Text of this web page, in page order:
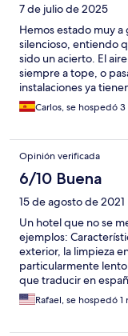
7 de julio de 2025
Hemos estado muy
silencioso, entiendo
sido un acierto. El
siempre a tope, o
instalaciones ya
Carlos, se hospedó
Opinión verificada
6/10 Buena
15 de agosto de 2021
Un hotel que no se
ejemplos:
exterior, la limpieza
particularmente
que traducir en
había aparcado el
entender😅), el
Rafael, se hospedó 1